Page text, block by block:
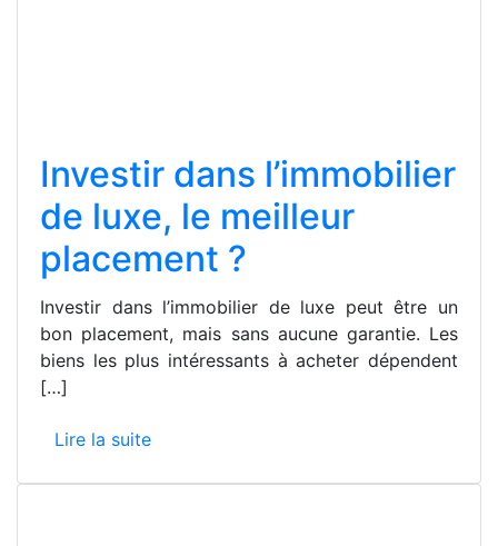
Investir dans l’immobilier
de luxe, le meilleur
placement ?
Investir dans l’immobilier de luxe peut être un
bon placement, mais sans aucune garantie. Les
biens les plus intéressants à acheter dépendent
[…]
Lire la suite